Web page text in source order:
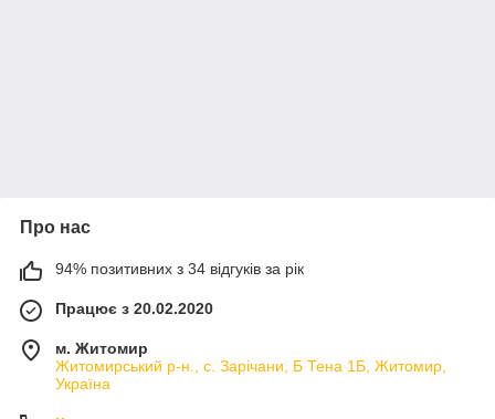
Про нас
94% позитивних з 34 відгуків за рік
Працює з 20.02.2020
м. Житомир
Житомирський р-н., с. Зарічани, Б Тена 1Б, Житомир,
Україна